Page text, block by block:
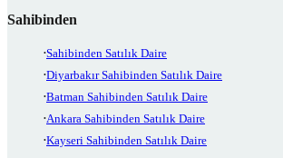
Sahibinden
Sahibinden Satılık Daire
Diyarbakır Sahibinden Satılık Daire
Batman Sahibinden Satılık Daire
Ankara Sahibinden Satılık Daire
Kayseri Sahibinden Satılık Daire